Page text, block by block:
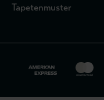
Tapetenmuster